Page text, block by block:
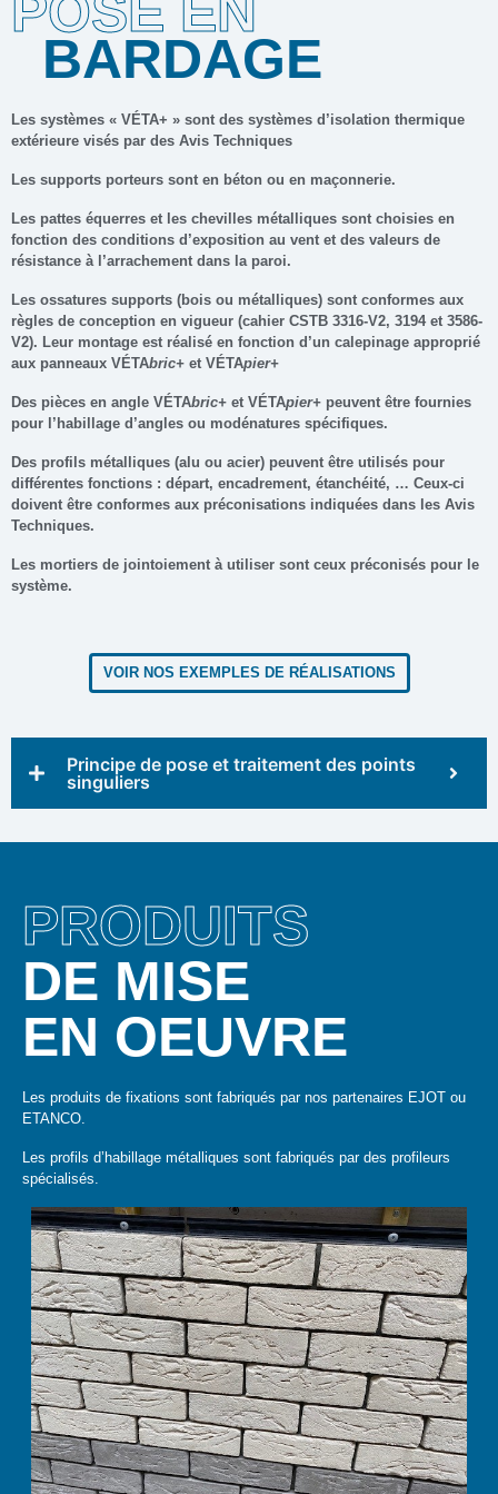
POSE EN
BARDAGE
Les systèmes « VÉTA+ » sont des systèmes d’isolation thermique
extérieure visés par des Avis Techniques
Les supports porteurs sont en béton ou en maçonnerie.
Les pattes équerres et les chevilles métalliques sont choisies en
fonction des conditions d’exposition au vent et des valeurs de
résistance à l’arrachement dans la paroi.
Les ossatures supports (bois ou métalliques) sont conformes aux
règles de conception en vigueur (cahier CSTB 3316-V2, 3194 et 3586-
V2). Leur montage est réalisé en fonction d’un calepinage approprié
aux panneaux VÉTAbric+ et VÉTApier+
Des pièces en angle VÉTAbric+ et VÉTApier+ peuvent être fournies
pour l’habillage d’angles ou modénatures spécifiques.
Des profils métalliques (alu ou acier) peuvent être utilisés pour
différentes fonctions : départ, encadrement, étanchéité, … Ceux-ci
doivent être conformes aux préconisations indiquées dans les Avis
Techniques.
Les mortiers de jointoiement à utiliser sont ceux préconisés pour le
système.
VOIR NOS EXEMPLES DE RÉALISATIONS
Principe de pose et traitement des points
singuliers
PRODUITS
DE MISE
EN OEUVRE
Les produits de fixations sont fabriqués par nos partenaires EJOT ou
ETANCO.
Les profils d’habillage métalliques sont fabriqués par des profileurs
spécialisés.